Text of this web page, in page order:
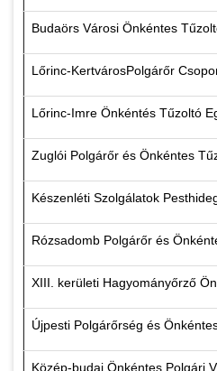
Budaörs Városi Önkéntes
Lőrinc-KertvárosPolgárőr
Lőrinc-Imre Önkéntés Tűzoltó
Zuglói Polgárőr és Önkéntes
Készenléti Szolgálatok
Rózsadomb Polgárőr és
XIII. kerületi Hagyományőrző
Újpesti Polgárőrség és
Közép-budai Önkéntes Polgári